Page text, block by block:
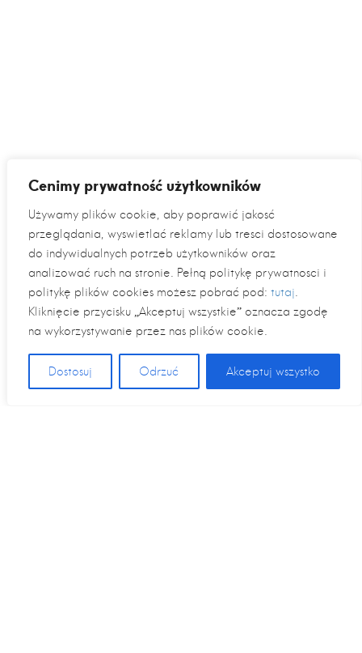
Cenimy prywatność użytkowników
Używamy plików cookie, aby poprawić jakość
przeglądania, wyświetlać reklamy lub treści dostosowane
do indywidualnych potrzeb użytkowników oraz
analizować ruch na stronie. Pełną politykę prywatności i
politykę plików cookies możesz pobrać pod: tutaj.
Kliknięcie przycisku „Akceptuj wszystkie” oznacza zgodę
na wykorzystywanie przez nas plików cookie.
Dostosuj Odrzuć Akceptuj wszystko